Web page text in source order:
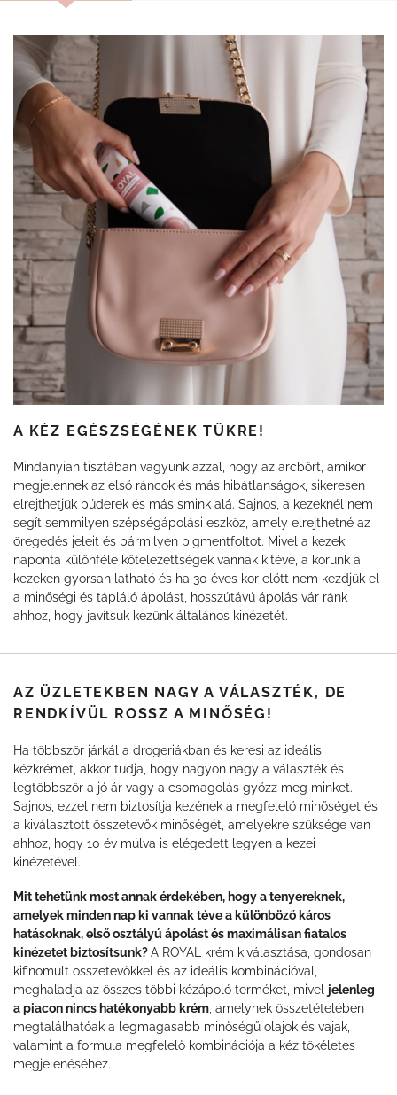
A KÉZ EGÉSZSÉGÉNEK TÜKRE!
Mindanyian tisztában vagyunk azzal, hogy az arcbőrt, amikor
megjelennek az első ráncok és más hibátlanságok, sikeresen
elrejthetjük púderek és más smink alá. Sajnos, a kezeknél nem
segít semmilyen szépségápolási eszköz, amely elrejthetné az
öregedés jeleit és bármilyen pigmentfoltot. Mivel a kezek
naponta különféle kötelezettségek vannak kitéve, a korunk a
kezeken gyorsan latható és ha 30 éves kor előtt nem kezdjük el
a minőségi és tápláló ápolást, hosszútávú ápolás vár ránk
ahhoz, hogy javítsuk kezünk általános kinézetét.
AZ ÜZLETEKBEN NAGY A VÁLASZTÉK, DE
RENDKÍVÜL ROSSZ A MINŐSÉG!
Ha többször járkál a drogeriákban és keresi az ideális
kézkrémet, akkor tudja, hogy nagyon nagy a választék és
legtöbbször a jó ár vagy a csomagolás győzz meg minket.
Sajnos, ezzel nem biztosítja kezének a megfelelő minőséget és
a kiválasztott összetevők minőségét, amelyekre szüksége van
ahhoz, hogy 10 év múlva is elégedett legyen a kezei
kinézetével.
Mit tehetünk most annak érdekében, hogy a tenyereknek,
amelyek minden nap ki vannak téve a különböző káros
hatásoknak, első osztályú ápolást és maximálisan fiatalos
kinézetet biztosítsunk?A ROYAL krém kiválasztása, gondosan
kifinomult összetevőkkel és az ideális kombinációval,
meghaladja az összes többi kézápoló terméket, mivel jelenleg
a piacon nincs hatékonyabb krém , amelynek összetételében
megtalálhatóak a legmagasabb minőségű olajok és vajak,
valamint a formula megfelelő kombinációja a kéz tökéletes
megjelenéséhez.